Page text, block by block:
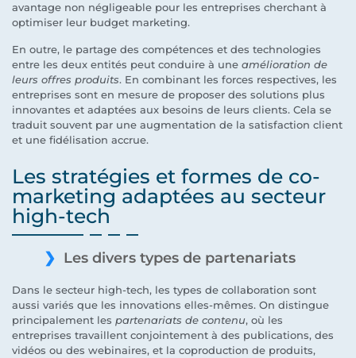
avantage non négligeable pour les entreprises cherchant à
optimiser leur budget marketing.
En outre, le partage des compétences et des technologies
entre les deux entités peut conduire à une amélioration de
leurs offres produits. En combinant les forces respectives, les
entreprises sont en mesure de proposer des solutions plus
innovantes et adaptées aux besoins de leurs clients. Cela se
traduit souvent par une augmentation de la satisfaction client
et une fidélisation accrue.
Les stratégies et formes de co-
marketing adaptées au secteur
high-tech
Les divers types de partenariats
Dans le secteur high-tech, les types de collaboration sont
aussi variés que les innovations elles-mêmes. On distingue
principalement les partenariats de contenu, où les
entreprises travaillent conjointement à des publications, des
vidéos ou des webinaires, et la coproduction de produits,